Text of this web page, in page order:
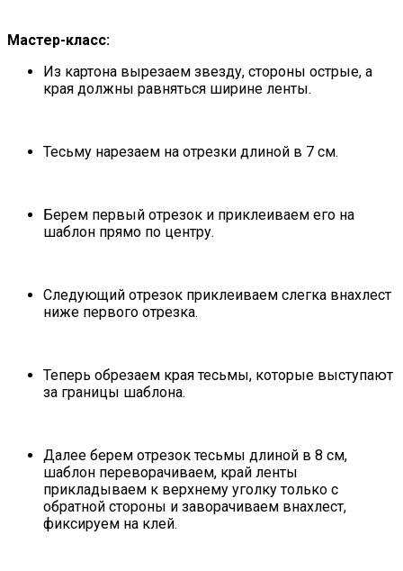
Мастер-класс:
Из картона вырезаем звезду, стороны острые, а
края должны равняться ширине ленты.
Тесьму нарезаем на отрезки длиной в 7 см.
Берем первый отрезок и приклеиваем его на
шаблон прямо по центру.
Следующий отрезок приклеиваем слегка внахлест
ниже первого отрезка.
Теперь обрезаем края тесьмы, которые выступают
за границы шаблона.
Далее берем отрезок тесьмы длиной в 8 см,
шаблон переворачиваем, край ленты
прикладываем к верхнему уголку только с
обратной стороны и заворачиваем внахлест,
фиксируем на клей.